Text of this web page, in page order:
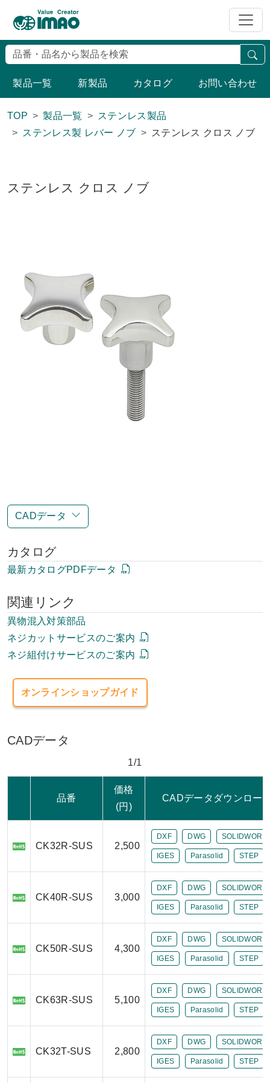
製品一覧 新製品 カタログ お問い合わせ
TOP 製品一覧
ステンレス製品
ステンレス製 レバー ノブ
ステンレス クロス ノブ
ステンレス クロス ノブ
CADデータ
カタログ
最新カタログPDFデータ
関連リンク
異物混入対策部品
ネジカットサービスのご案内
ネジ組付けサービスのご案内
オンラインショップガイド
CADデータ
1/1
品番
価格
(円)
CADデータダウンロー
CK32R-SUS 2,500
DXF DWG
IGES Parasolid STEP
CK40R-SUS 3,000
DXF DWG
IGES Parasolid STEP
CK50R-SUS 4,300
DXF DWG
IGES Parasolid STEP
CK63R-SUS 5,100
DXF DWG
IGES Parasolid STEP
CK32T-SUS 2,800
DXF DWG
IGES Parasolid STEP